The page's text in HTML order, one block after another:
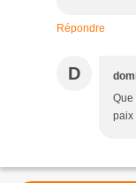
Répondre
D
Que
paix